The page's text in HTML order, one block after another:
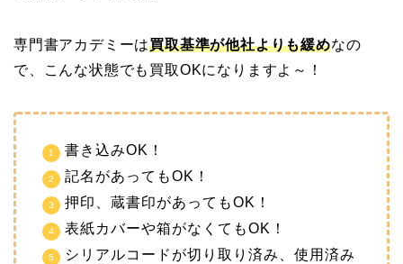
専門書アカデミーは買取基準が他社よりも緩めなの
で、こんな状態でも買取OKになりますよ～！
書き込みOK！
記名があってもOK！
押印、蔵書印があってもOK！
表紙カバーや箱がなくてもOK！
シリアルコードが切り取り済み、使用済み